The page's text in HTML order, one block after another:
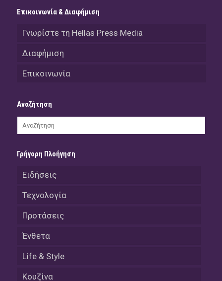
Επικοινωνία & Διαφήμιση
Γνωρίστε τη Hellas Press Media
Διαφήμιση
Επικοινωνία
Αναζήτηση
Γρήγορη Πλοήγηση
Ειδήσεις
Τεχνολογία
Προτάσεις
Ένθετα
Life & Style
Κουζίνα